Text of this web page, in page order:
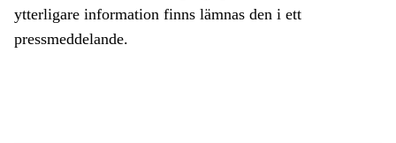
ytterligare information finns lämnas den i ett
pressmeddelande.